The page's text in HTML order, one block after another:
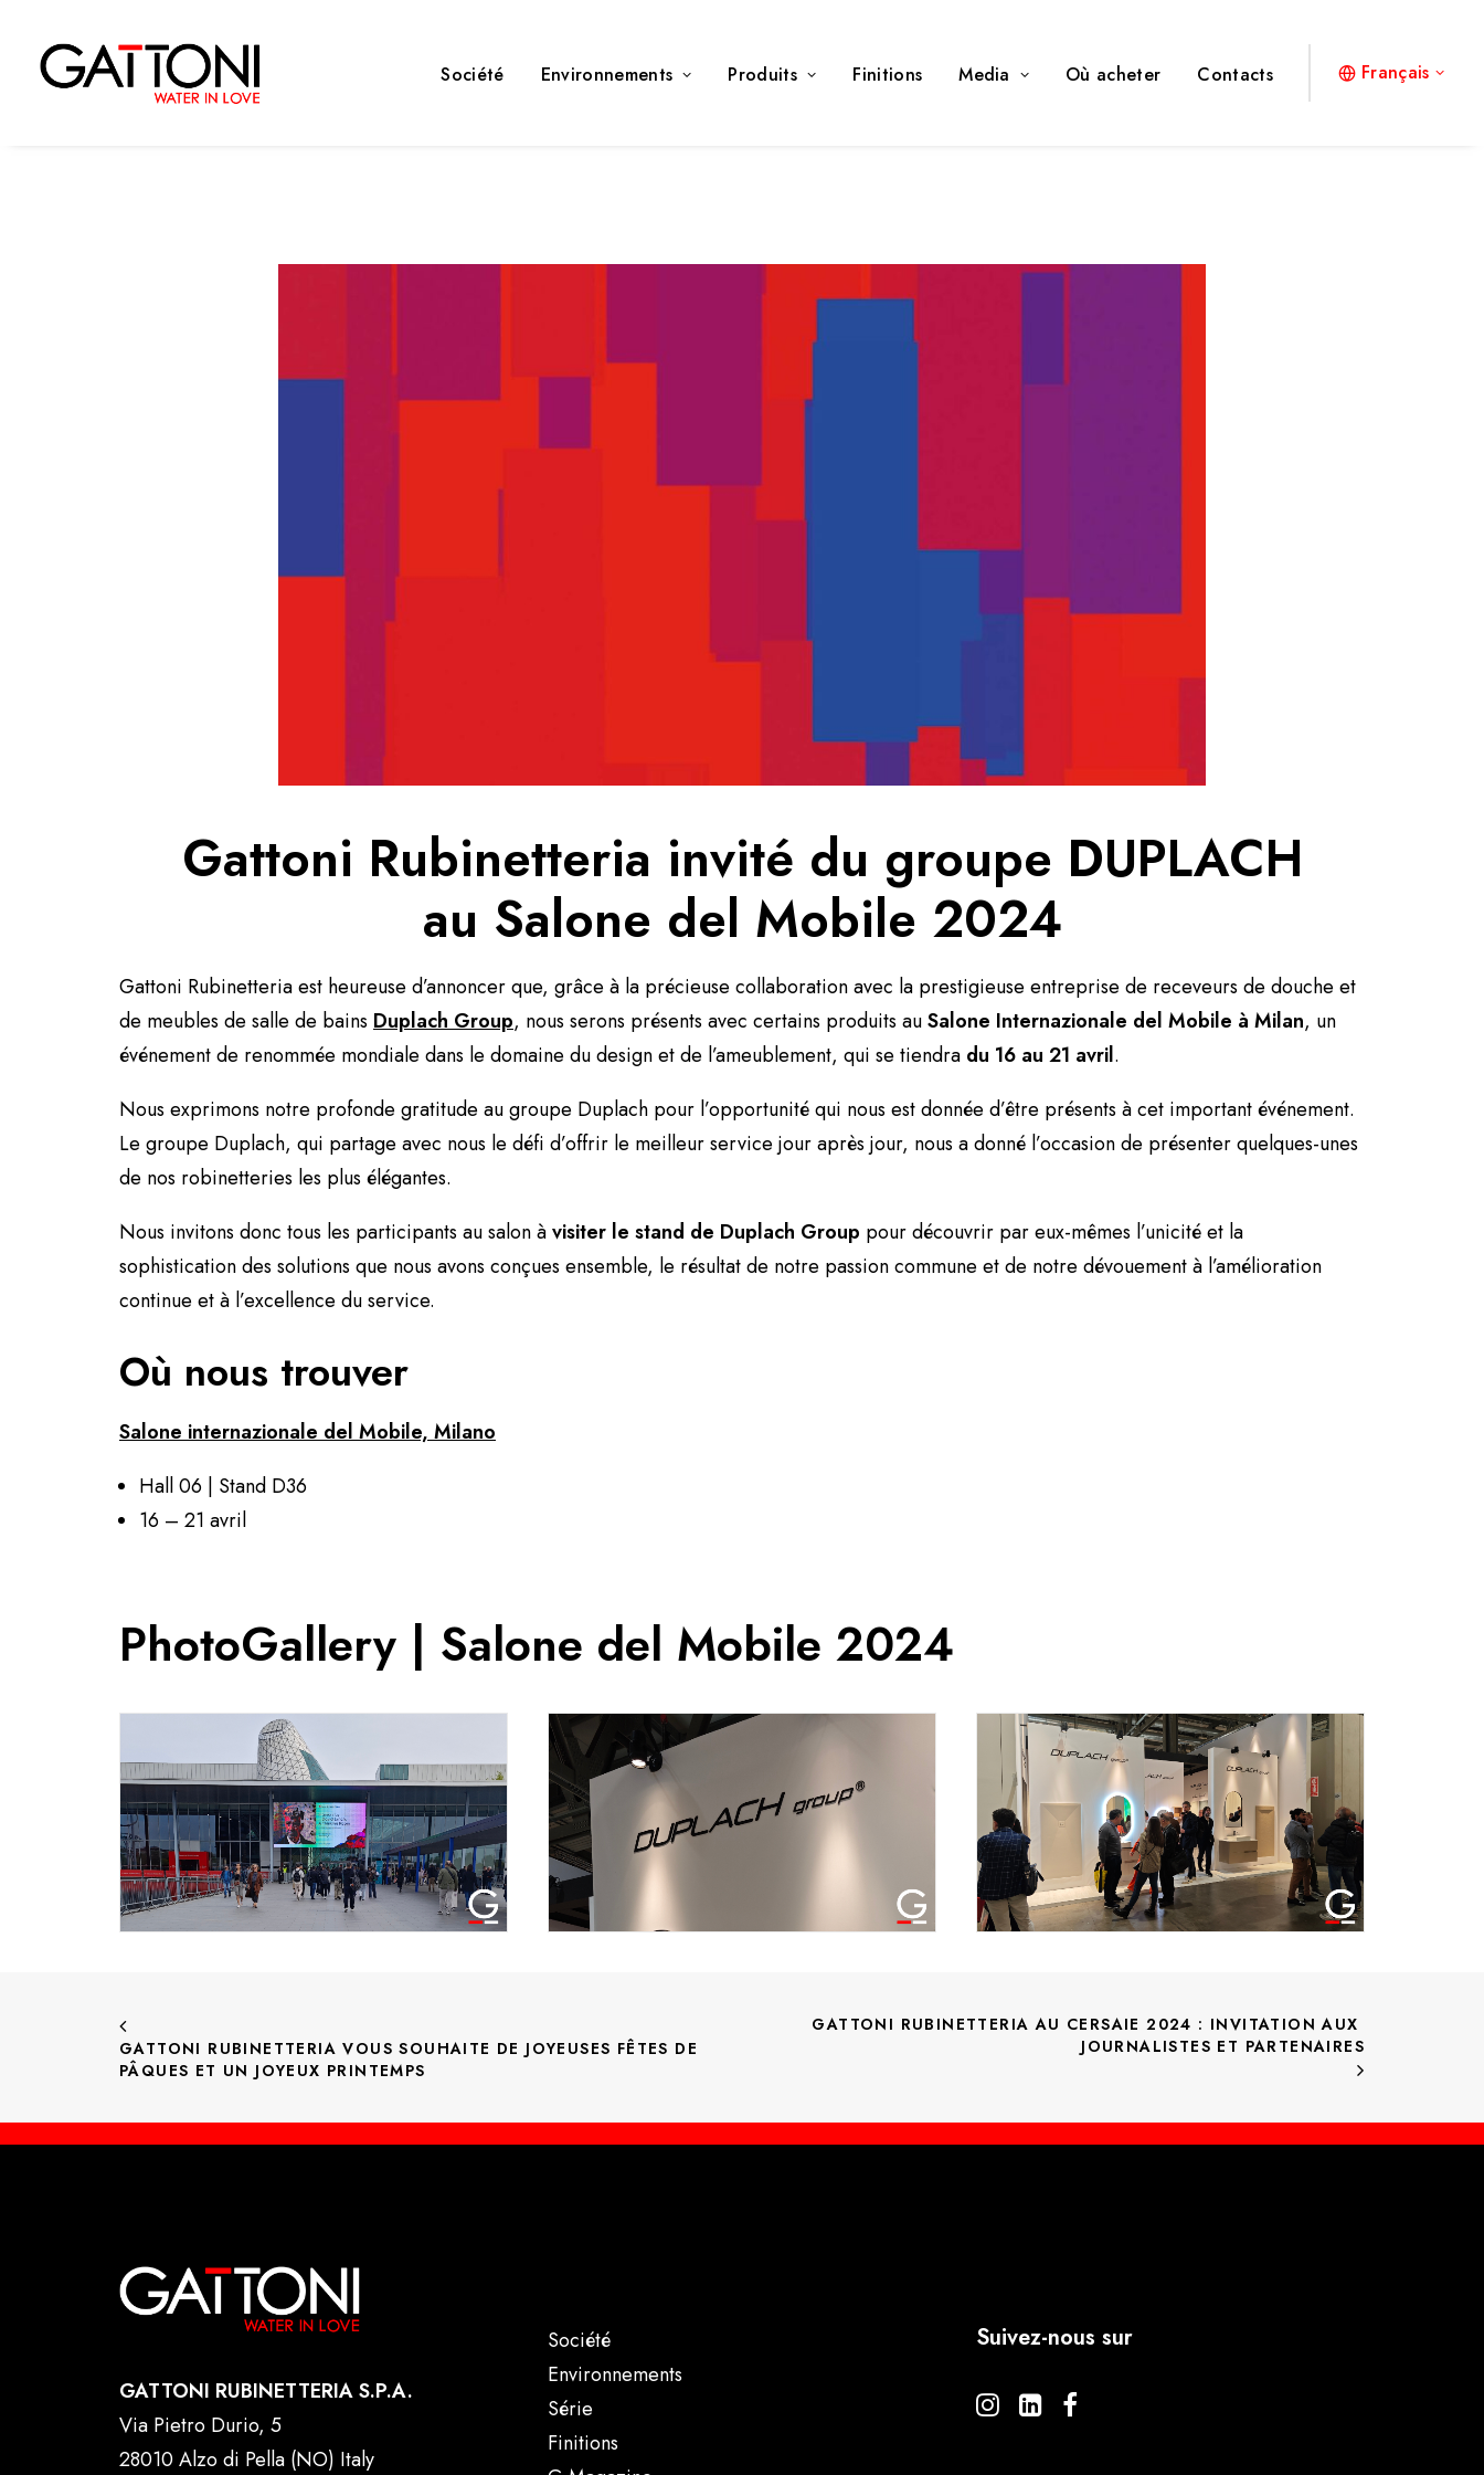
Société Environnements Produits Finitions Media Où acheter Contacts Français
Gattoni Rubinetteria invité du groupe DUPLACH
au Salone del Mobile 2024
Gattoni Rubinetteria est heureuse d’annoncer que, grâce à la précieuse collaboration avec la prestigieuse entreprise de receveurs de douche et
de meubles de salle de bains Duplach Group, nous serons présents avec certains produits auSalone Internazionale del Mobile à Milan, un
événement de renommée mondiale dans le domaine du design et de l’ameublement, qui se tiendra du 16 au 21 avril.
Nous exprimons notre profonde gratitude au groupe Duplach pour l’opportunité qui nous est donnée d’être présents à cet important événement.
Le groupe Duplach, qui partage avec nous le défi d’offrir le meilleur service jour après jour, nous a donné l’occasion de présenter quelques-unes
de nos robinetteries les plus élégantes.
Nous invitons donc tous les participants au salon àvisiter le stand de Duplach Group pour découvrir par eux-mêmes l’unicité et la
sophistication des solutions que nous avons conçues ensemble, le résultat de notre passion commune et de notre dévouement à l’amélioration
continue et à l’excellence du service.
Où nous trouver
Salone internazionale del Mobile, Milano
Hall 06 | Stand D36
16 – 21 avril
PhotoGallery | Salone del Mobile 2024
GATTONI RUBINETTERIA VOUS SOUHAITE DE JOYEUSES FÊTES DE
PÂQUES ET UN JOYEUX PRINTEMPS
GATTONI RUBINETTERIA AU CERSAIE 2024 : INVITATION AUX
JOURNALISTES ET PARTENAIRES
GATTONI RUBINETTERIA S.P.A.
Via Pietro Durio, 5
28010 Alzo di Pella (NO) Italy
Société
Environnements
Série
Finitions
Suivez-nous sur